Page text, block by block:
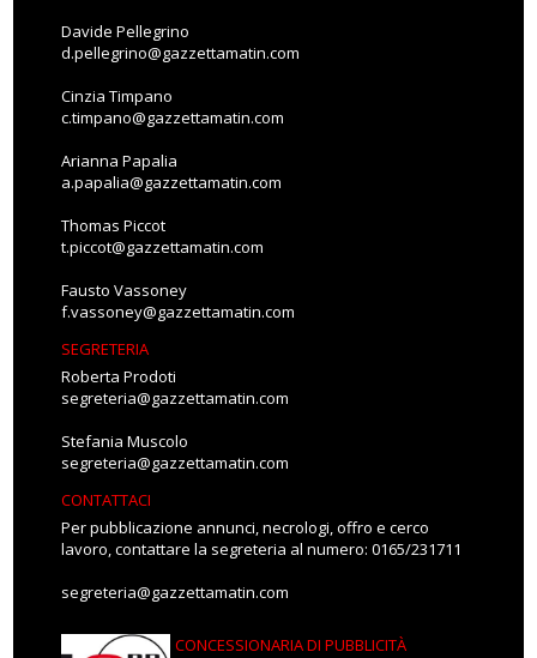
Davide Pellegrino
d.pellegrino@gazzettamatin.com
Cinzia Timpano
c.timpano@gazzettamatin.com
Arianna Papalia
a.papalia@gazzettamatin.com
Thomas Piccot
t.piccot@gazzettamatin.com
Fausto Vassoney
f.vassoney@gazzettamatin.com
SEGRETERIA
Roberta Prodoti
segreteria@gazzettamatin.com
Stefania Muscolo
segreteria@gazzettamatin.com
CONTATTACI
Per pubblicazione annunci, necrologi, offro e cerco
lavoro, contattare la segreteria al numero: 0165/231711
segreteria@gazzettamatin.com
CONCESSIONARIA DI PUBBLICITÀ